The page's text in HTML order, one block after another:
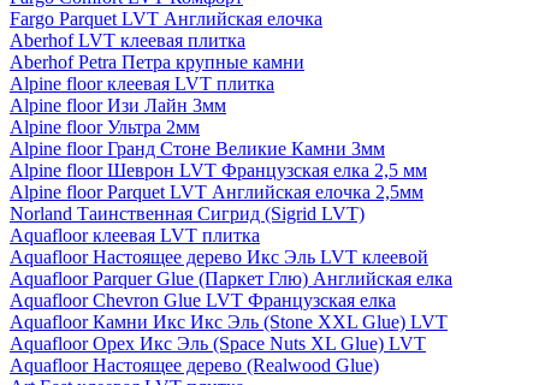
Fargo Parquet LVT Английская елочка
Aberhof LVT клеевая плитка
Aberhof Petra Петра крупные камни
Alpine floor клеевая LVT плитка
Alpine floor Изи Лайн 3мм
Alpine floor Ультра 2мм
Alpine floor Гранд Стоне Великие Камни 3мм
Alpine floor Шеврон LVT Французская елка 2,5 мм
Alpine floor Parquet LVT Английская елочка 2,5мм
Norland Таинственная Сигрид (Sigrid LVT)
Aquafloor клеевая LVT плитка
Aquafloor Настоящее дерево Икс Эль LVT клеевой
Aquafloor Parquer Glue (Паркет Глю) Английская елка
Aquafloor Chevron Glue LVT Французская елка
Aquafloor Камни Икс Икс Эль (Stone XXL Glue) LVT
Aquafloor Орех Икс Эль (Space Nuts XL Glue) LVT
Aquafloor Настоящее дерево (Realwood Glue)